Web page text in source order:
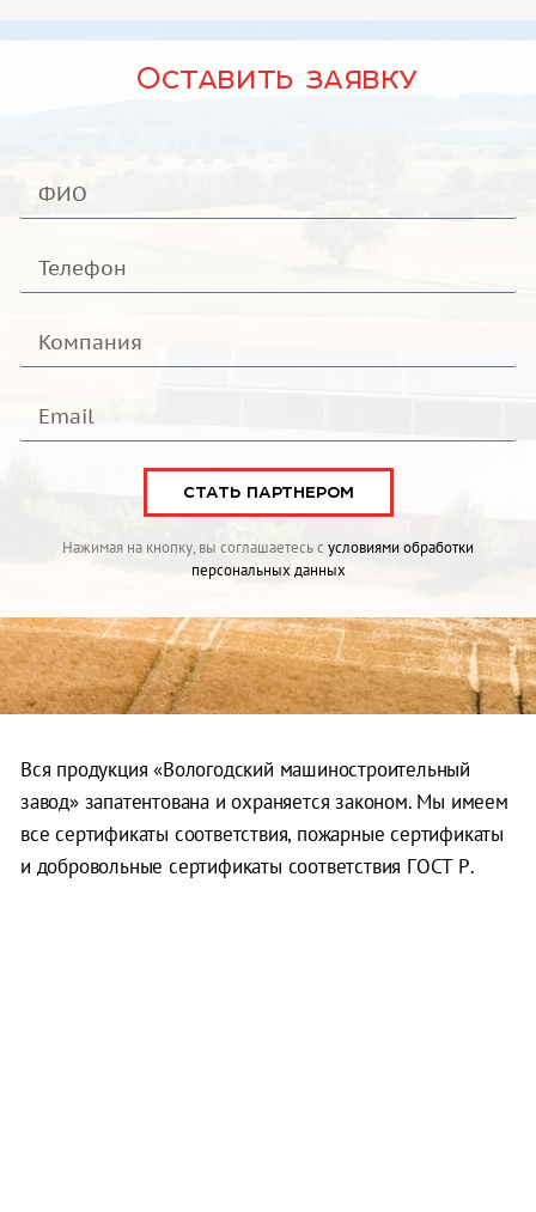
Оставить заявку
СТАТЬ ПАРТНЕРОМ
Нажимая на кнопку, вы соглашаетесь с условиями обработки
персональных данных
Вся продукция «Вологодский машиностроительный
завод» запатентована и охраняется законом. Мы имеем
все сертификаты соответствия, пожарные сертификаты
и добровольные сертификаты соответствия ГОСТ Р.